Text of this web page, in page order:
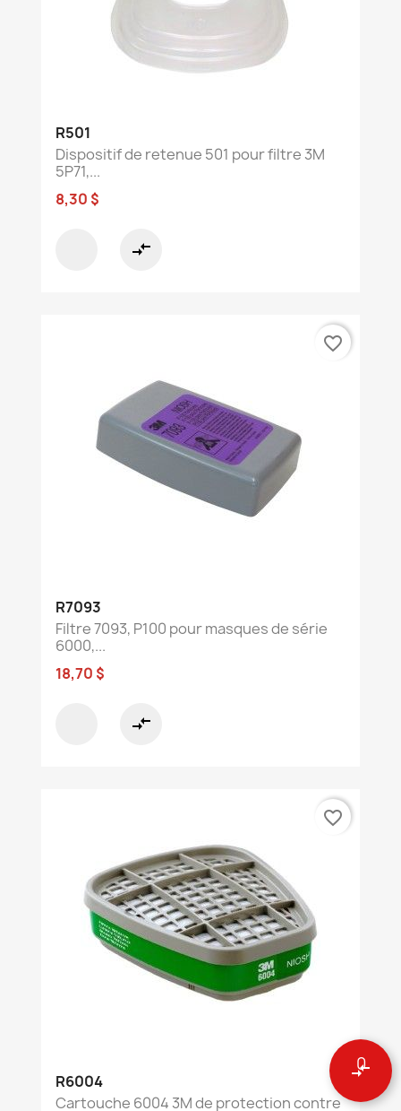
0
compare_arrows
R501
Dispositif de retenue 501 pour filtre 3M
5P71,...
8,30 $
compare_arrows
R7093
Filtre 7093, P100 pour masques de série
6000,...
18,70 $
compare_arrows
favorite_border
R6004
Cartouche 6004 3M de protection contre
favorite_border